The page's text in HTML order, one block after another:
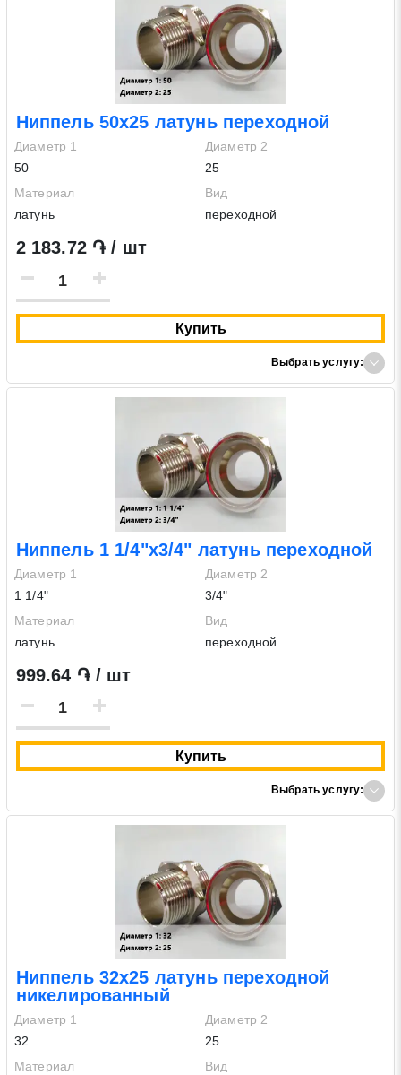
Ниппель 50х25 латунь переходной
Диаметр 1
50
Диаметр 2
25
Материал
латунь
Вид
переходной
2 183.72 ֏ / шт
Купить
Выбрать услугу:
Ниппель 1 1/4"х3/4" латунь переходной
Диаметр 1
1 1/4"
Диаметр 2
3/4"
Материал
латунь
Вид
переходной
999.64 ֏ / шт
Купить
Выбрать услугу:
Ниппель 32х25 латунь переходной
никелированный
Диаметр 1
32
Диаметр 2
25
Материал
Вид